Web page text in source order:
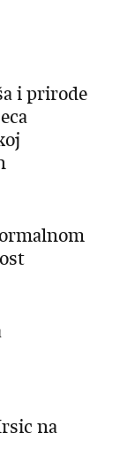
i prirode
na